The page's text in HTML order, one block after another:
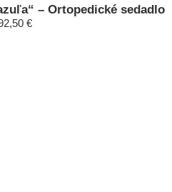
– Ortopedické sedadlo
€